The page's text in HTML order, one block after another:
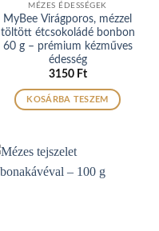
MÉZES ÉDESSÉGEK
MyBee Virágporos, mézzel
töltött étcsokoládé bonbon
60 g – prémium kézműves
édesség
3150 Ft
KOSÁRBA TESZEM